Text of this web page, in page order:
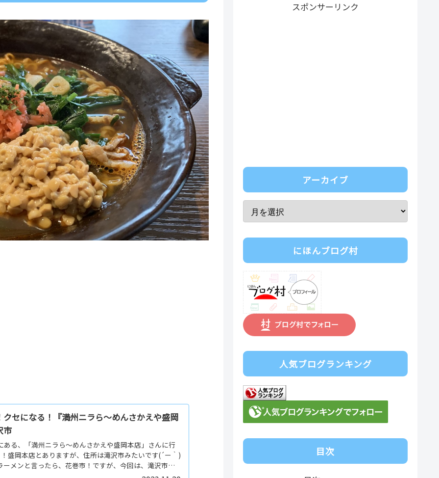
セになる！『満州ニラら～めんさかえや盛岡
市
ある、「満州ニラら～めんさかえや盛岡本店」さんに行
盛岡本店とありますが、住所は滝沢市みたいです(´ー｀)
ーメンと言ったら、花巻市！ですが、今回は、滝沢市に
スポンサーリンク
アーカイブ
にほんブログ村
人気ブログランキング
目次